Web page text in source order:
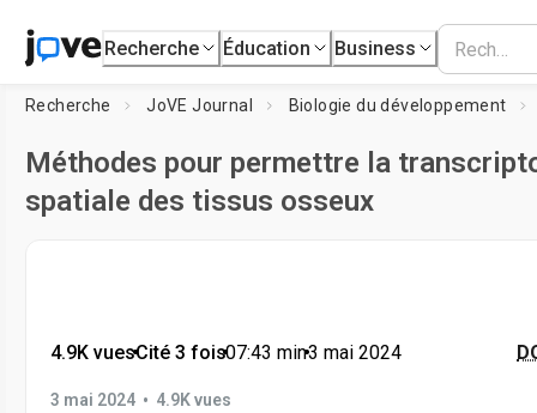
Recherche Éducation Business
Recherche JoVE Journal Biologie du développement
Méthodes pour permettre la
spatiale des tissus osseux
4.9K vues•Cité 3 fois•07:43 min•3 mai 2024
3 mai 2024 • 4.9K vues